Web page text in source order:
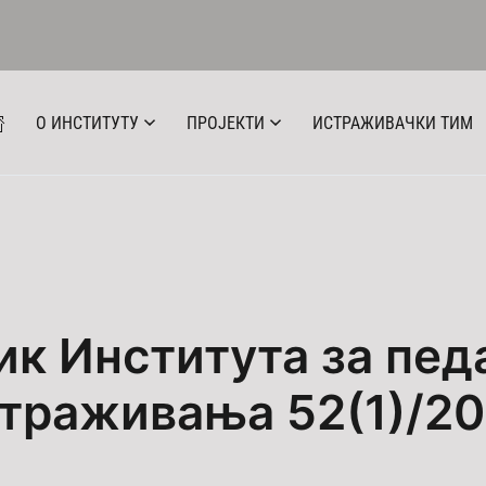
О ИНСТИТУТУ ПРОЈЕКТИ ИСТРАЖИВАЧКИ ТИМ
Института за
52(1)/